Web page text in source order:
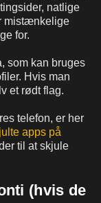
natlige
mistænkelige
for.
som kan bruges
Hvis man
et rødt flag.
telefon, er her
apps på
til at skjule
(hvis de